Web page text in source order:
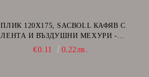
ПЛИК 120Х175, SACBOLL КАФЯВ С
ЛЕНТА И ВЪЗДУШНИ МЕХУРИ -
€0.11 0.22лв.